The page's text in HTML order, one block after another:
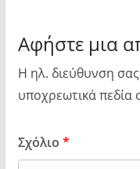
Αφήστε μια
Η ηλ. διεύθυνση
υποχρεωτικά πεδία
Σχόλιο *